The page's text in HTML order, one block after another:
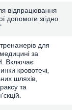
відпрацювання
допомоги згідно
для
за
Включає
кровотечі,
шляхів,
та